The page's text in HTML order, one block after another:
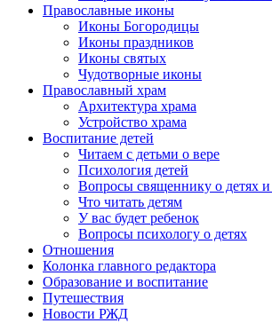
Православные иконы
Иконы Богородицы
Иконы праздников
Иконы святых
Чудотворные иконы
Православный храм
Архитектура храма
Устройство храма
Воспитание детей
Читаем с детьми о вере
Психология детей
Вопросы священнику о детях
Что читать детям
У вас будет ребенок
Вопросы психологу о детях
Отношения
Колонка главного редактора
Образование и воспитание
Путешествия
Новости РЖД